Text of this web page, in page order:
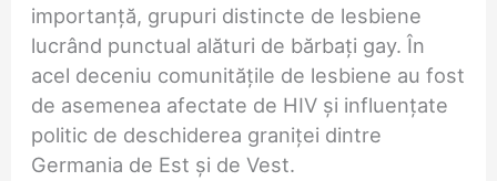
importanță, grupuri distincte de lesbiene
lucrând punctual alături de bărbați gay. În
acel deceniu comunitățile de lesbiene au fost
de asemenea afectate de HIV și influențate
politic de deschiderea graniței dintre
Germania de Est și de Vest.